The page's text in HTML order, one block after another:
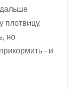
плотвицу,
но
- и